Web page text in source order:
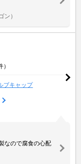
ン）
）
ブキャップ
なので腐食の心配